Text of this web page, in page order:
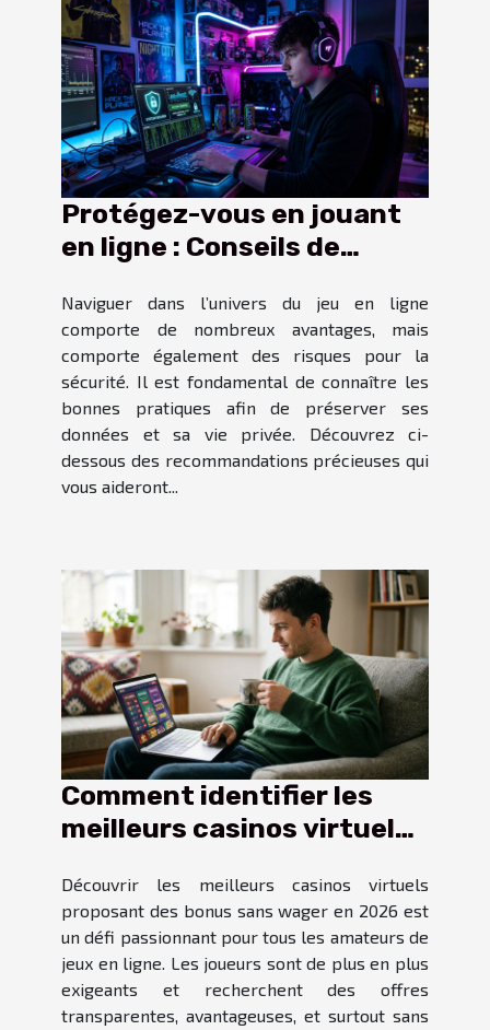
Protégez-vous en jouant
en ligne : Conseils de
Naviguer dans l’univers du jeu en ligne
comporte de nombreux avantages, mais
comporte également des risques pour la
sécurité. Il est fondamental de connaître les
bonnes pratiques afin de préserver ses
données et sa vie privée. Découvrez ci-
dessous des recommandations précieuses qui
vous aideront...
Comment identifier les
meilleurs casinos virtuels
wager en 2026 ?
Découvrir les meilleurs casinos virtuels
proposant des bonus sans wager en 2026 est
un défi passionnant pour tous les amateurs de
jeux en ligne. Les joueurs sont de plus en plus
exigeants et recherchent des offres
transparentes, avantageuses, et surtout sans